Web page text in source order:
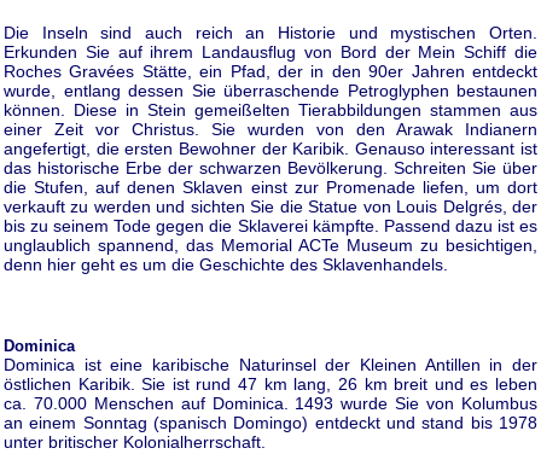
Die Inseln sind auch reich an Historie und mystischen Orten.
Erkunden Sie auf ihrem Landausflug von Bord der Mein Schiff die
Roches Gravées Stätte, ein Pfad, der in den 90er Jahren entdeckt
wurde, entlang dessen Sie überraschende Petroglyphen bestaunen
können. Diese in Stein gemeißelten Tierabbildungen stammen aus
einer Zeit vor Christus. Sie wurden von den Arawak Indianern
angefertigt, die ersten Bewohner der Karibik. Genauso interessant ist
das historische Erbe der schwarzen Bevölkerung. Schreiten Sie über
die Stufen, auf denen Sklaven einst zur Promenade liefen, um dort
verkauft zu werden und sichten Sie die Statue von Louis Delgrés, der
bis zu seinem Tode gegen die Sklaverei kämpfte. Passend dazu ist es
unglaublich spannend, das Memorial ACTe Museum zu besichtigen,
denn hier geht es um die Geschichte des Sklavenhandels.
Dominica
Dominica ist eine karibische Naturinsel der Kleinen Antillen in der
östlichen Karibik. Sie ist rund 47 km lang, 26 km breit und es leben
ca. 70.000 Menschen auf Dominica. 1493 wurde Sie von Kolumbus
an einem Sonntag (spanisch Domingo) entdeckt und stand bis 1978
unter britischer Kolonialherrschaft.